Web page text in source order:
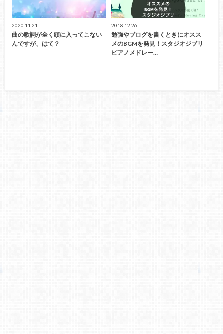
2020.11.21
曲の歌詞が全く頭に入ってこない
んですが、はて？
2018.12.26
勉強やブログを書くときにオスス
メのBGMを発見！スタジオジブリ
ピアノメドレー…